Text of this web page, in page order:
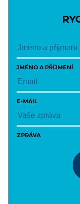
JMÉNO A PŘÍJMENÍ
E-MAIL
ZPRÁVA